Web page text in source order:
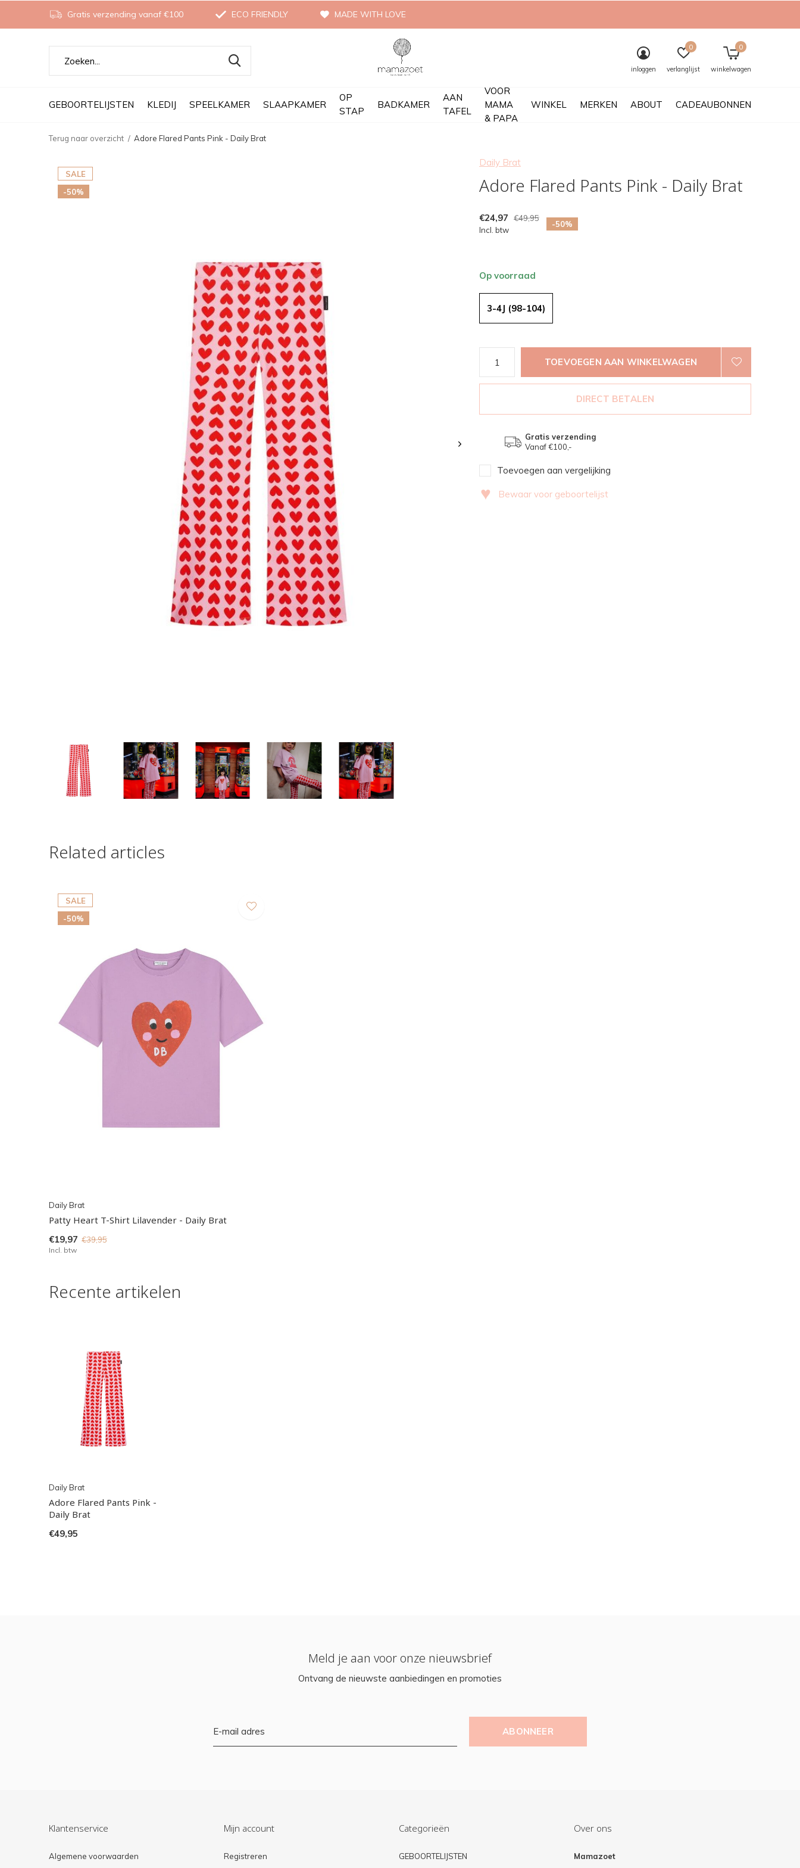
GEBOORTELIJSTEN KLEDIJ SPEELKAMER SLAAPKAMER
OP
STAP
BADKAMER
AAN
TAFEL
VOOR
MAMA
& PAPA
WINKEL MERKEN ABOUT CADEAUBONNEN
inloggen verlanglijst
0
winkelwagen
0
Gratis verzending vanaf €100 ECO FRIENDLY MADE WITH LOVE
Terug naar overzicht Adore Flared Pants Pink - Daily Brat
SALE
-50%
Daily Brat
Adore Flared Pants Pink - Daily Brat
€24,97
€49,95
Incl. btw
-50%
Op voorraad
3-4J (98-104)
TOEVOEGEN AAN WINKELWAGEN
DIRECT BETALEN
Gratis verzending
Vanaf €100,-
Toevoegen aan vergelijking
♥ Bewaar voor geboortelijst
Related articles
SALE
-50%
Daily Brat
Patty Heart T-Shirt Lilavender - Daily Brat
€19,97 €39,95
Incl. btw
Recente artikelen
Daily Brat
Adore Flared Pants Pink -
Daily Brat
€49,95
Meld je aan voor onze nieuwsbrief
Ontvang de nieuwste aanbiedingen en promoties
ABONNEER
Klantenservice
Algemene voorwaarden
Mijn account
Registreren
Categorieën
GEBOORTELIJSTEN
Over ons
Mamazoet